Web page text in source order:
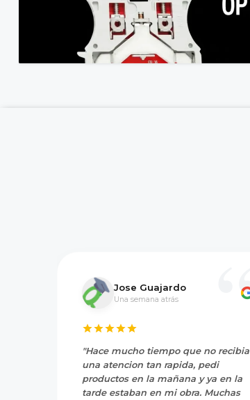
Jose Guajardo
Una semana atrás
"Hace mucho tiempo que no recibia
una atencion tan rapida, pedi
productos en la mañana y ya en la
tarde estaban en mi obra. Muchas